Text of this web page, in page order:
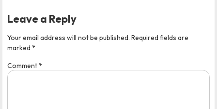
Leave a Reply
Your email address will not be published. Required fields are
marked *
Comment*